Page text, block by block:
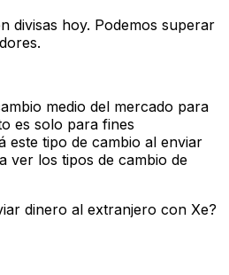
divisas hoy. Podemos superar
medio del mercado para
es solo para fines
este tipo de cambio al enviar
ver los tipos de cambio de
dinero al extranjero con Xe?